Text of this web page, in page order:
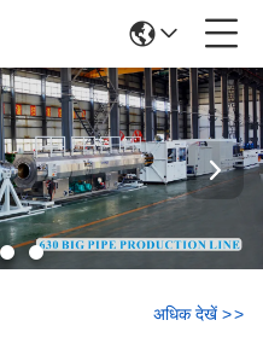
अधिक देखें >>